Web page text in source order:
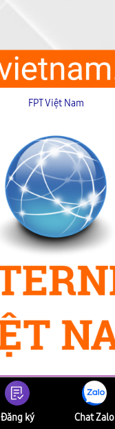
FPT Việt Nam
Đăng ký Chat Zalo